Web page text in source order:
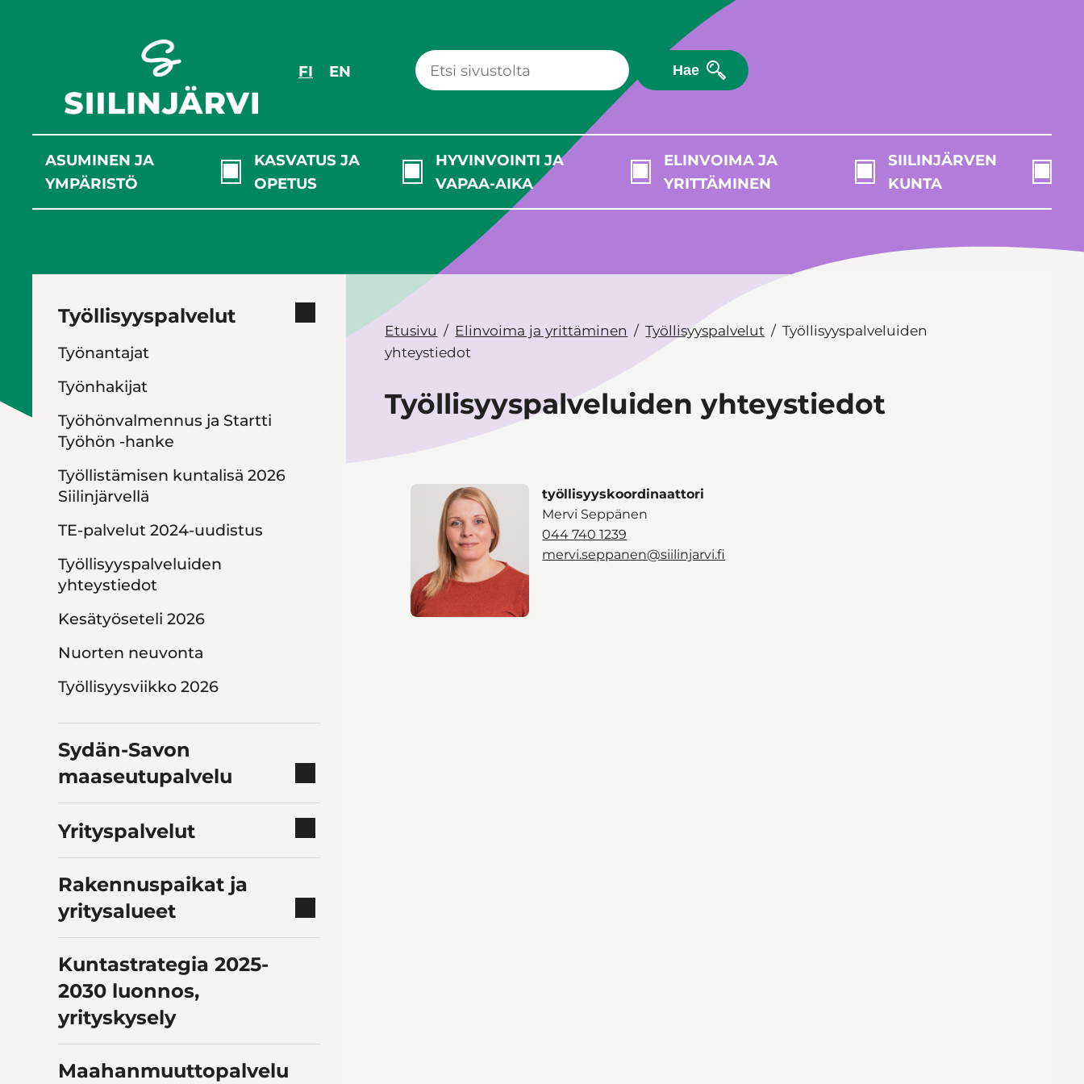
FI EN Hae
ASUMINEN JA
YMPÄRISTÖ
KASVATUS JA
OPETUS
HYVINVOINTI JA
VAPAA-AIKA
ELINVOIMA JA
YRITTÄMINEN
SIILINJÄRVEN
KUNTA
Työllisyyspalvelut
Työnantajat
Työnhakijat
Työhönvalmennus ja Startti
Työhön -hanke
Työllistämisen kuntalisä 2026
Siilinjärvellä
TE-palvelut 2024-uudistus
Työllisyyspalveluiden
yhteystiedot
Kesätyöseteli 2026
Nuorten neuvonta
Työllisyysviikko 2026
Sydän-Savon
maaseutupalvelu
Yrityspalvelut
Rakennuspaikat ja
yritysalueet
Kuntastrategia 2025-
2030 luonnos,
yrityskysely
Maahanmuuttopalvelu
Etusivu Elinvoima ja yrittäminen Työllisyyspalvelut
Työllisyyspalveluiden
yhteystiedot
Työllisyyspalveluiden yhteystiedot
työllisyyskoordinaattori
Mervi Seppänen
044 740 1239
mervi.seppanen@siilinjarvi.fi